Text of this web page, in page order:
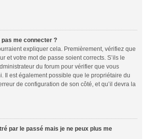
me connecter ?
expliquer cela. Premièrement, vérifiez que
et votre mot de passe soient corrects. S’ils le
du forum pour vérifier que vous
Il est également possible que le propriétaire du
de configuration de son côté, et qu’il devra la
par le passé mais je ne peux plus me